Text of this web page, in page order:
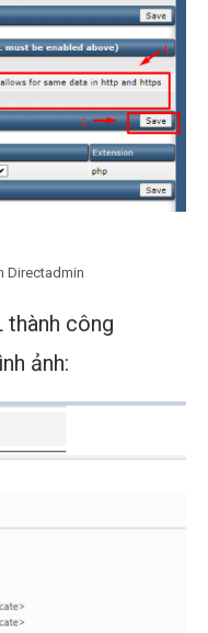
Directadmin
thành công
ảnh: